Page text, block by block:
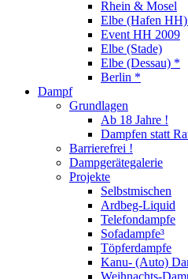
Rhein & Mosel
Elbe (Hafen
Event HH 2009
Elbe (Stade)
Elbe (Dessau) *
Berlin *
Dampf
Grundlagen
Ab 18 Jahre !
Dampfen statt
Barrierefrei !
Dampgerätegalerie
Projekte
Selbstmischen
Ardbeg-Liquid
Telefondampfe
Sofadampfe³
Töpferdampfe
Kanu- (Auto)
Weihnachts-